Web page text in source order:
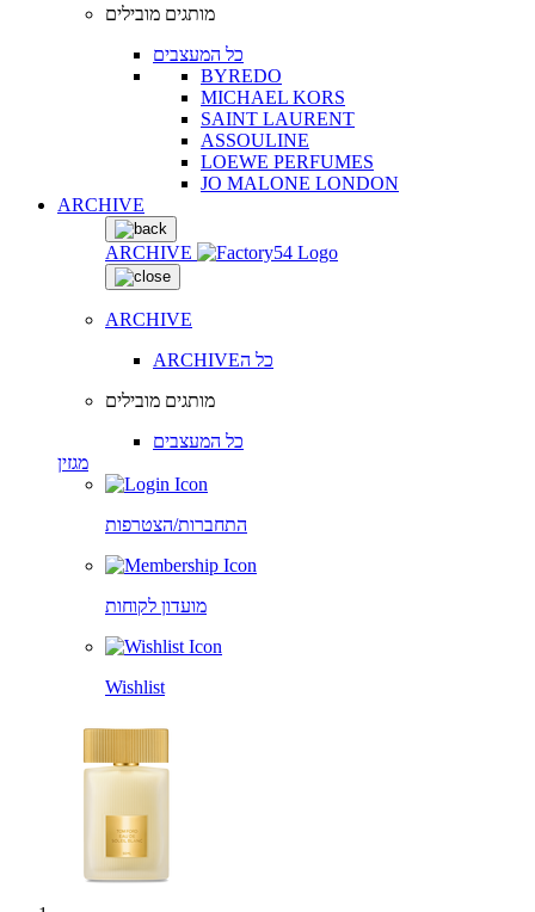
מותגים מובילים
כל המעצבים
BYREDO
MICHAEL KORS
SAINT LAURENT
ASSOULINE
LOEWE PERFUMES
JO MALONE LONDON
ARCHIVE
ARCHIVE
ARCHIVE
ARCHIVEכל ה
מותגים מובילים
כל המעצבים
מגזין
התחברות/הצטרפות
מועדון לקוחות
Wishlist